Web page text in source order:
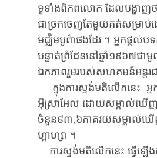
ទូទាំងពិភពលោក ដែលបង្ហាញថ
ជា​ច្រកចេញតែមួយគត់សម្រាប់​
មជ្ឈិម​បូព៌ាផងដែរ ។ អ្នកផ្តល់
បន្ទាត់​ព្រំដែន​នៅឆ្នាំ​១៩៦៧ជ
ឯកភាព​រួម​របស់​សហគមន៍អន្តរ
ក្នុង​ការ​ស្ទង់​មតិលើក​នេះ
អ៊ីស្រាអែល ដោយ​សម្គាល់​​ឃើញថ
ចំនួន៩៣,៦ភាគរយ​សម្គាល់​ឃើ
ហ្កាហ្សា ។
ការស្ទង់មតិលើកនេះ ធ្វើឡើ